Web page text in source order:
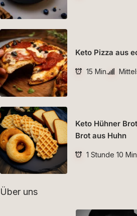
Keto Pizza aus
15 Min.
Keto Hühner
Brot aus Huhn
1 Stunde 10
Über uns